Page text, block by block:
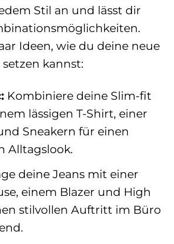
Stil an und lässt dir
Ideen, wie du deine neue
setzen kannst:
Kombiniere deine Slim-fit
lässigen T-Shirt, einer
Sneakern für einen
Alltagslook.
deine Jeans mit einer
einem Blazer und High
stilvollen Auftritt im Büro